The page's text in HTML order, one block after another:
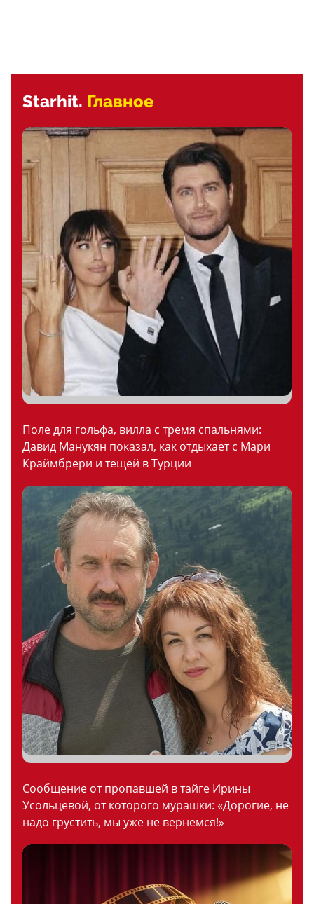
Starhit. Главное
Поле для гольфа, вилла с тремя спальнями:
Давид Манукян показал, как отдыхает с Мари
Краймбрери и тещей в Турции
Сообщение от пропавшей в тайге Ирины
Усольцевой, от которого мурашки: «Дорогие, не
надо грустить, мы уже не вернемся!»